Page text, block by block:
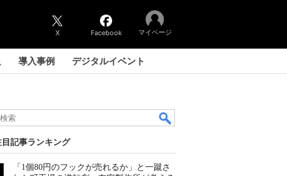
X Facebook マイページ
導入事例 デジタルイベント
目記事ランキング
「1個80円のフックが売れるか」と一蹴さ